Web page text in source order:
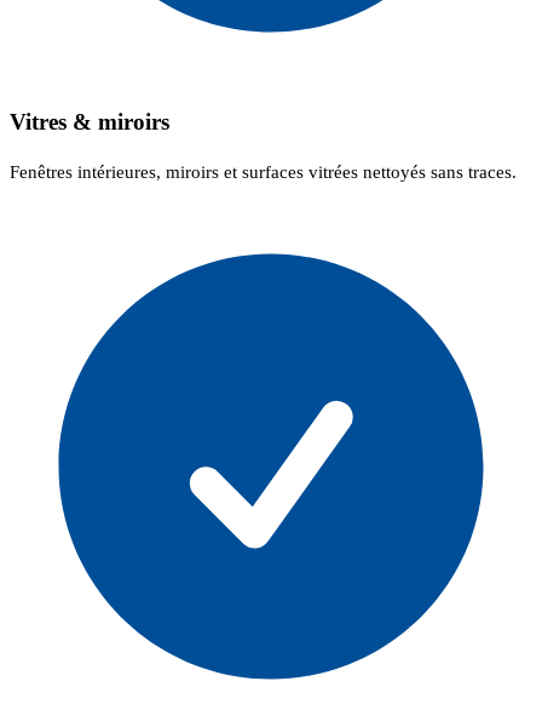
Vitres & miroirs
Fenêtres intérieures, miroirs et surfaces vitrées nettoyés sans traces.